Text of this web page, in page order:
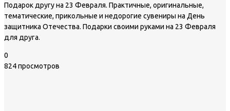
Подарок другу на 23 Февраля. Практичные, оригинальные,
тематические, прикольные и недорогие сувениры на День
защитника Отечества. Подарки своими руками на 23 Февраля
для друга.
0
824 просмотров